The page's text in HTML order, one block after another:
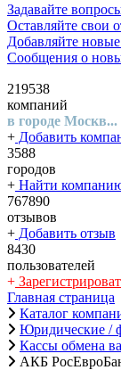
219538
компаний
в городе Москв...
+ Добавить
3588
городов
+ Найти
767890
отзывов
+ Добавить отзыв
8430
пользователей
+
Главная страница
Каталог
Юридические /
Кассы обмена
АКБ